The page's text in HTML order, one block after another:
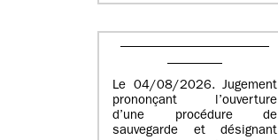
Le 04/08/2026. Jugement
prononçant l’ouverture
d’une procédure de
sauvegarde et désignant